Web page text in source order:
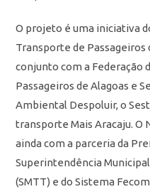
O projeto é uma iniciativa
Transporte de Passageiros
conjunto com a Federação
Passageiros de Alagoas e
Ambiental Despoluir, o
transporte Mais Aracaju. O
ainda com a parceria da
Superintendência
(SMTT) e do Sistema